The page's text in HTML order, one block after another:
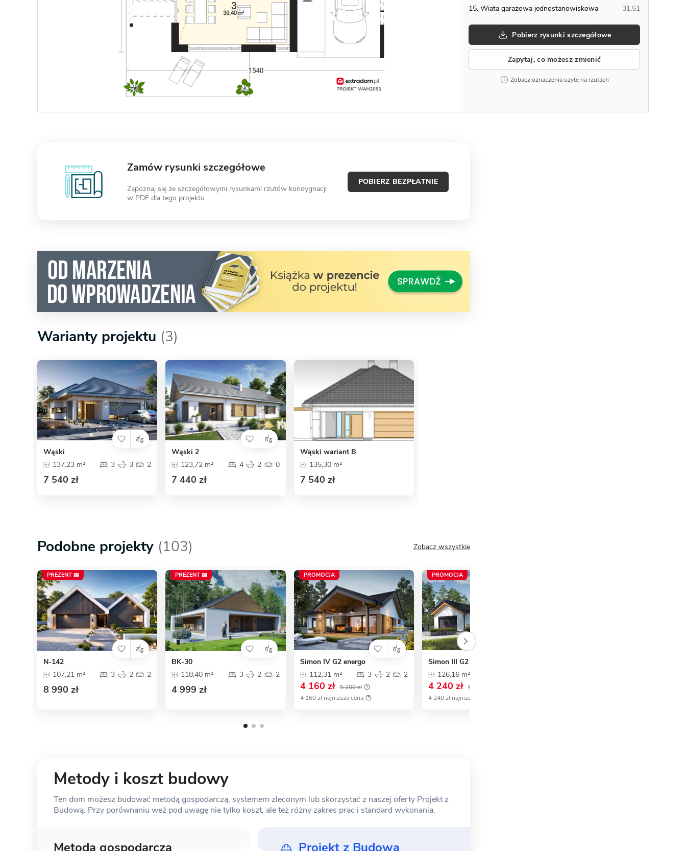
15. Wiata garażowa jednostanowiskowa
31,51
Pobierz rysunki szczegółowe
Zapytaj, co możesz zmienić
Zobacz oznaczenia użyte na rzutach
Zamów rysunki szczegółowe
Zapoznaj się ze szczegółowymi rysunkami rzutów kondygnacji
w PDF dla tego projektu.
POBIERZ BEZPŁATNIE
Warianty projektu (3)
Wąski
137,23 m²
3 3 2
7 540 zł
Wąski 2
123,72 m²
4 2 0
7 440 zł
Wąski wariant B
135,30 m²
7 540 zł
Podobne projekty (103) Zobacz wszystkie
PREZENT 📖
N-142
107,21 m²
3 2 2
8 990 zł
PREZENT 📖
BK-30
118,40 m²
3 2 2
4 999 zł
PROMOCJA
Simon IV G2 energo
112,31 m²
3 2 2
4 160 zł 5 200 zł
4 160 zł najniższa cena
PROMOCJA
Simon III G2 energo
126,16 m²
4 240 zł 5 300 zł
4 240 zł najniższa cena
Metody i koszt budowy
Ten dom możesz budować metodą gospodarczą, systemem zleconym lub skorzystać z naszej oferty Projekt z
Budową. Przy porównaniu weź pod uwagę nie tylko koszt, ale też różny zakres prac i standard wykonania.
Metoda gospodarcza Projekt z Budową